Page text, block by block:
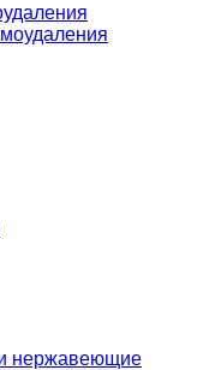
нержавеющие